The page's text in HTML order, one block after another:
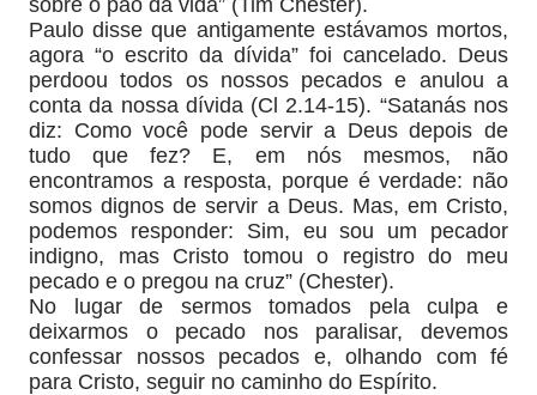
sobre o pão da vida” (Tim Chester).
Paulo disse que antigamente estávamos mortos,
agora “o escrito da dívida” foi cancelado. Deus
perdoou todos os nossos pecados e anulou a
conta da nossa dívida (Cl 2.14-15). “Satanás nos
diz: Como você pode servir a Deus depois de
tudo que fez? E, em nós mesmos, não
encontramos a resposta, porque é verdade: não
somos dignos de servir a Deus. Mas, em Cristo,
podemos responder: Sim, eu sou um pecador
indigno, mas Cristo tomou o registro do meu
pecado e o pregou na cruz” (Chester).
No lugar de sermos tomados pela culpa e
deixarmos o pecado nos paralisar, devemos
confessar nossos pecados e, olhando com fé
para Cristo, seguir no caminho do Espírito.